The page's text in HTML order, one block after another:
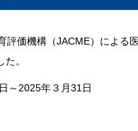
評価機構（JACME）による
。
～2025年３月31日